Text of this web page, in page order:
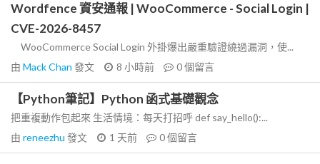
Wordfence 資安通報 | WooCommerce - Social Login |
CVE-2026-8457
WooCommerce Social Login 外掛爆出嚴重驗證繞過漏洞，使...
由 Mack Chan 發文 8 小時前 0個留言
【Python筆記】Python 函式基礎觀念
把重複動作包起來 生活情境：每天打招呼 def say_hello():...
由 reneezhu 發文 1 天前 0個留言